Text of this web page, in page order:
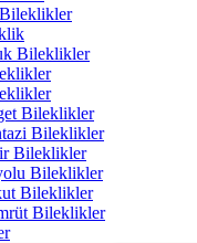
Bileklikler
Bileklikler
Bileklikler
Bileklikler
Bileklikler
Bileklikler
Bileklikler